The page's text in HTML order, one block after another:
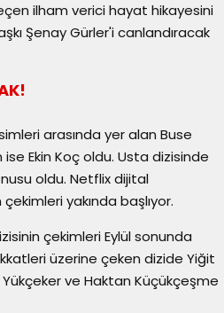
ilham verici hayat hikayesini
Şenay Gürler'i canlandıracak
arasında yer alan Buse
Ekin Koç oldu. Usta dizisinde
oldu. Netflix dijital
yakında başlıyor.
çekimleri Eylül sonunda
üzerine çeken dizide Yiğit
ve Haktan Küçükçeşme